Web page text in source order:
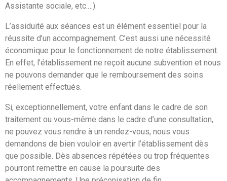
Assistante sociale, etc.…).
L’assiduité aux séances est un élément essentiel pour la
réussite d’un accompagnement. C’est aussi une nécessité
économique pour le fonctionnement de notre établissement.
En effet, l’établissement ne reçoit aucune subvention et nous
ne pouvons demander que le remboursement des soins
réellement effectués.
Si, exceptionnellement, votre enfant dans le cadre de son
traitement ou vous-même dans le cadre d’une consultation,
ne pouvez vous rendre à un rendez-vous, nous vous
demandons de bien vouloir en avertir l’établissement dès
que possible. Dès absences répétées ou trop fréquentes
pourront remettre en cause la poursuite des